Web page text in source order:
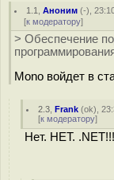
1.1 ,Аноним (-),
[к модератору]
> Обеспечение
Mono войдет в
2.3 ,Frank (ok),
[к модератору]
Нет. НЕТ.